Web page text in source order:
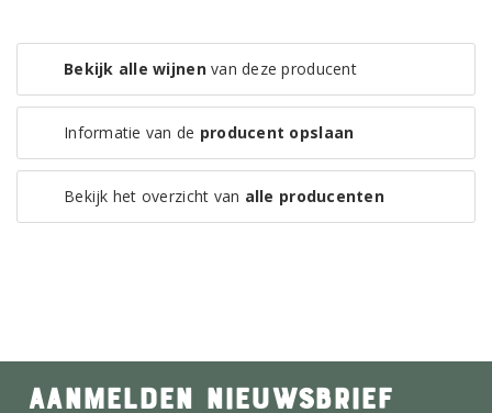
Bekijk alle wijnenvan deze producent
Informatie van de producent opslaan
Bekijk het overzicht van alle producenten
AANMELDEN NIEUWSBRIEF